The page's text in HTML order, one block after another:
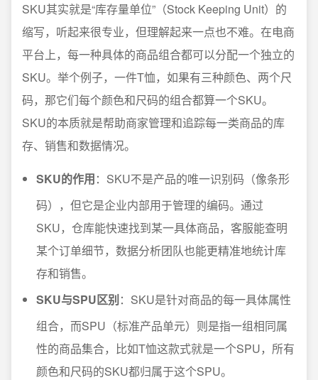
SKU其实就是“库存量单位”（Stock Keeping Unit）的
缩写，听起来很专业，但理解起来一点也不难。在电商
平台上，每一种具体的商品组合都可以分配一个独立的
SKU。举个例子，一件T恤，如果有三种颜色、两个尺
码，那它们每个颜色和尺码的组合都算一个SKU。
SKU的本质就是帮助商家管理和追踪每一类商品的库
存、销售和数据情况。
SKU的作用：SKU不是产品的唯一识别码（像条形
码），但它是企业内部用于管理的编码。通过
SKU，仓库能快速找到某一具体商品，客服能查明
某个订单细节，数据分析团队也能更精准地统计库
存和销售。
SKU与SPU区别：SKU是针对商品的每一具体属性
组合，而SPU（标准产品单元）则是指一组相同属
性的商品集合，比如T恤这款式就是一个SPU，所有
颜色和尺码的SKU都归属于这个SPU。